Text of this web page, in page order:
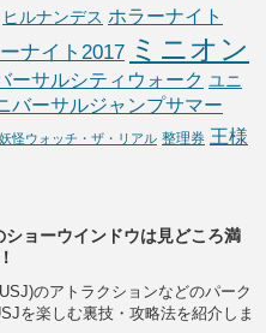
ヒルナンデス ホラーナイト
ナイト2017 ミニオン
ーサルシティウォーク ユニ
バーサルジャンプサマー
妖怪ウォッチ・ザ・リアル 整理券 王様
ショーウインドウは見どころ満
のアトラクションなどのパーク
を楽しむ裏技・攻略法を紹介しま